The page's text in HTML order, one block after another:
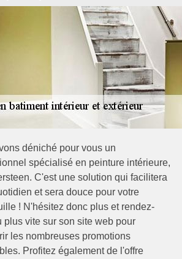
déniché pour vous un
spécialisé en peinture intérieure,
C'est une solution qui facilitera
et sera douce pour votre
! N'hésitez donc plus et rendez-
plus vite sur son site web pour
les nombreuses promotions
Profitez également de l'offre